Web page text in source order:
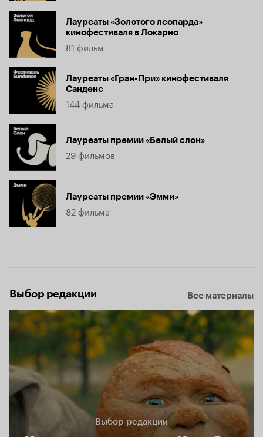
Лауреаты «Золотого леопарда»
кинофестиваля в Локарно
81 фильм
Лауреаты «Гран-При» кинофестиваля
Санденс
144 фильма
Лауреаты премии «Белый слон»
29 фильмов
Лауреаты премии «Эмми»
82 фильма
Выбор редакции Все материалы
Выбор редакции